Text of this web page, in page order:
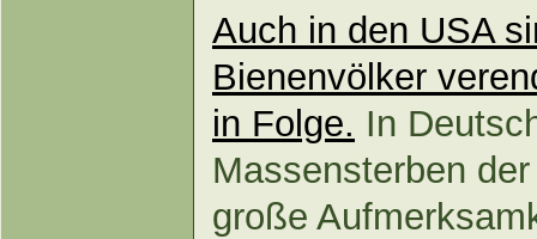
Auch in den USA
Bienenvölker
in Folge. In
Massensterben
große